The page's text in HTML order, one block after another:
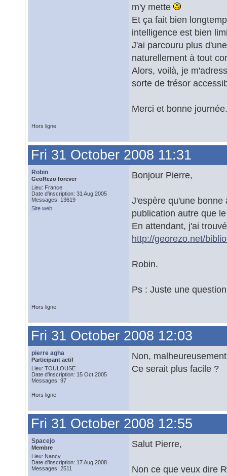
m'y mette
Et ça fait bien
intelligence est bien
J'ai parcouru plus
naturellement à tout
Alors, voilà, je
sorte de trésor
Merci et bonne
Hors ligne
Fri 31 October 2008 11:31
Robin
GeoRezo forever
Lieu: France
Date d'inscription: 31 Aug 2005
Messages: 13619
Site web
Bonjour Pierre,
J'espère qu'une
publication autre que
En attendant, j'ai
http://georezo.net/
Robin.
Ps : Juste une
Hors ligne
Fri 31 October 2008 12:03
pierre agha
Participant actif
Lieu: TOULOUSE
Date d'inscription: 15 Oct 2005
Messages: 97
Non,
Ce serait plus facile ?
Hors ligne
Fri 31 October 2008 12:55
Spacejo
Membre
Lieu: Nancy
Date d'inscription: 17 Aug 2008
Messages: 2511
Salut Pierre,
Non ce que veux dire